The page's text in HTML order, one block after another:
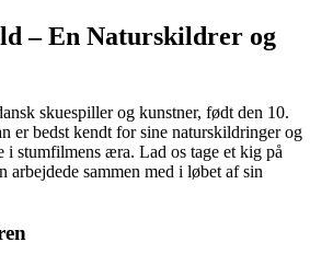
– En Naturskildrer og
skuespiller og kunstner, født den 10.
er bedst kendt for sine naturskildringer og
i stumfilmens æra. Lad os tage et kig på
arbejdede sammen med i løbet af sin